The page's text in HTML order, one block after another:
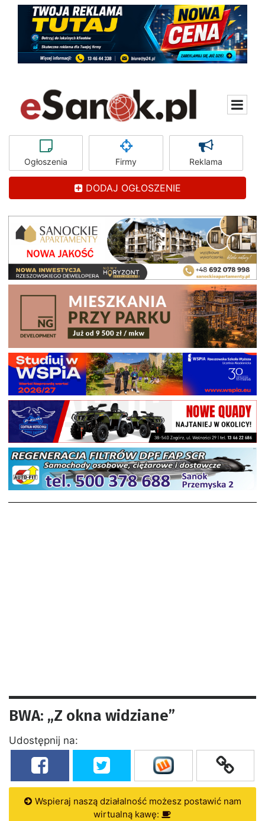
Ogłoszenia Firmy Reklama
DODAJ OGŁOSZENIE
BWA: „Z okna widziane”
Udostępnij na:
Wspieraj naszą działalność możesz postawić nam
wirtualną kawę: